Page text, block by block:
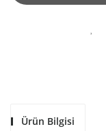
Ürün Bilgisi